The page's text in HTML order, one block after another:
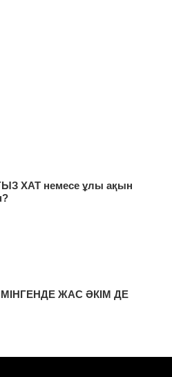
ХАТ немесе ұлы ақын
ЖАС ӘКІМ ДЕ